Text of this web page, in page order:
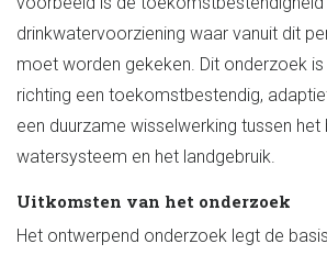
drinkwatervoorziening waar vanuit dit
moet worden gekeken. Dit onderzoek
richting een toekomstbestendig,
een duurzame wisselwerking tussen het
watersysteem en het landgebruik.
Uitkomsten van het onderzoek
Het ontwerpend onderzoek legt de